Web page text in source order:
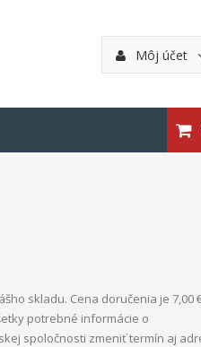
Môj účet
skladu. Cena doručenia je 7,00
potrebné informácie o
spoločnosti zmeniť termín aj